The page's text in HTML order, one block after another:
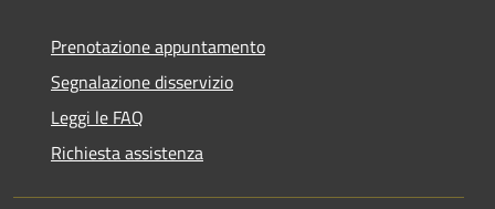
Prenotazione appuntamento
Segnalazione disservizio
Leggi le FAQ
Richiesta assistenza